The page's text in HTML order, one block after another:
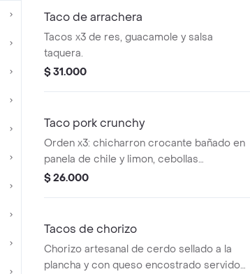
Taco de arrachera
Tacos x3 de res, guacamole y salsa
taquera.
$ 31.000
Taco pork crunchy
Orden x3: chicharron crocante bañado en
panela de chile y limon, cebollas
caramelizadas, cilantro, guacamole y
$ 26.000
Tacos de chorizo
Chorizo artesanal de cerdo sellado a la
plancha y con queso encostrado servido